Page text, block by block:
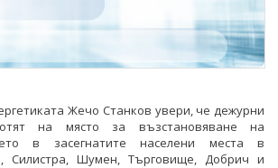
Жечо Станков увери, че дежурни
на място за възстановяване на
в засегнатите населени места в
Силистра, Шумен, Търговище, Добрич и